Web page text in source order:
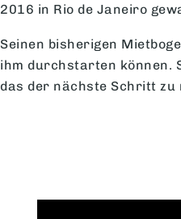
2016 in Rio de Janeiro
Seinen bisherigen
ihm durchstarten können.
das der nächste Schritt zu